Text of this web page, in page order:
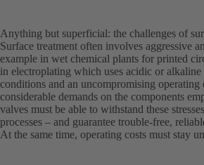
Anything but superficial: the challenges of
Surface treatment often involves aggressive
example in wet chemical plants for printed
in electroplating which uses acidic or alkaline
conditions and an uncompromising operating
considerable demands on the components
valves must be able to withstand these
processes – and guarantee trouble-free,
At the same time, operating costs must stay